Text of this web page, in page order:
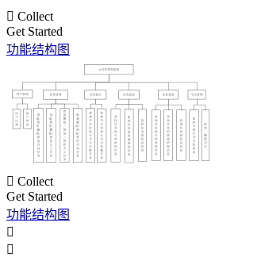
 Collect
Get Started
功能结构图
 Collect
Get Started
功能结构图

